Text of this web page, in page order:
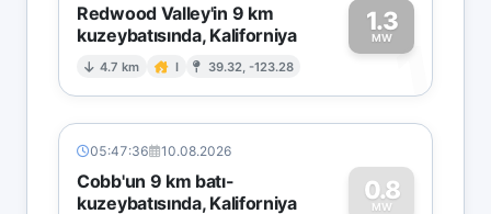
Redwood Valley'in 9 km
kuzeybatısında, Kaliforniya
4.7 km I 39.32, -123.28
1.3
MW1
05:47:36 10.08.2026
Cobb'un 9 km batı-
kuzeybatısında, Kaliforniya
0.8
MW